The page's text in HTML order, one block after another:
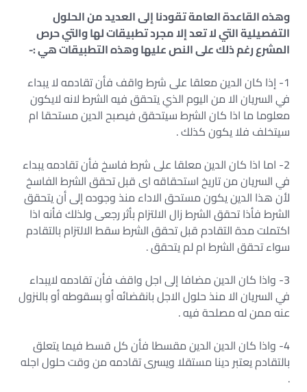
وهذه القاعدة العامة تقودنا إلى العديد من الحلول
التفصيلية التي لا تعد إلا مجرد تطبيقات لها والتي حرص
المشرع رغم ذلك على النص عليها وهذه التطبيقات هي :-
1- إذا كان الدين معلقا على شرط واقف فأن تقادمه لا يبداء
في السريان الا من اليوم الذي يتحقق فيه الشرط لانه لايكون
معلوما ما اذا كان الشرط سيتحقق فيصبح الدين مستحقا ام
سيتخلف فلا يكون كذلك .
2- اما اذا كان الدين معلقا على شرط فاسخ فأن تقادمه يبداء
في السريان من تاريخ استحقاقه اى قبل تحقق الشرط الفاسخ
لأن هذا الدين يكون مستحق الاداء منذ وجوده إلى أن يتحقق
الشرط فأذا تحقق الشرط زال الالتزام بأثر رجعى ولذلك فأنه اذا
اكتملت مدة التقادم قبل تحقق الشرط سقط الالتزام بالتقادم
سواء تحقق الشرط ام لم يتحقق .
3- واذا كان الدين مضافا إلى اجل واقف فأن تقادمه لايبداء
في السريان الا منذ حلول الاجل بانقضائه أو بسقوطه أو بالنزول
عنه ممن له مصلحة فيه .
4- واذا كان الدين الدين مقسطا فأن كل قسط فيما يتعلق
بالتقادم يعتبر دينا مستقلا ويسرى تقادمه من وقت حلول اجله
.